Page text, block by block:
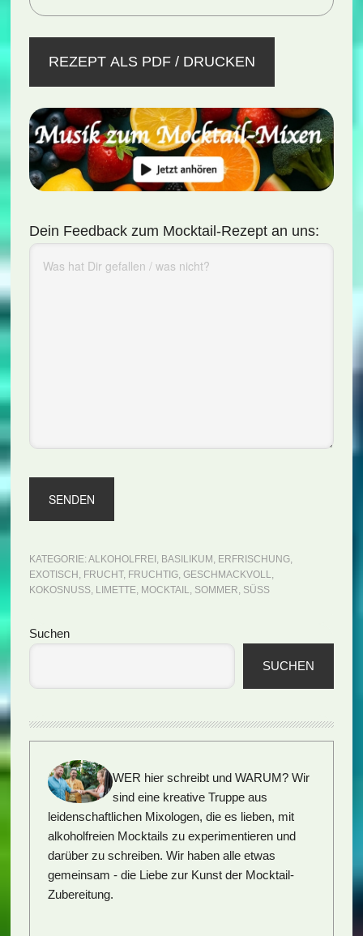
REZEPT ALS PDF / DRUCKEN
Dein Feedback zum Mocktail-Rezept an uns:
KATEGORIE: ALKOHOLFREI , BASILIKUM , ERFRISCHUNG,
EXOTISCH , FRUCHT, FRUCHTIG, GESCHMACKVOLL,
KOKOSNUSS, LIMETTE, MOCKTAIL, SOMMER, SÜSS
Seitenspalte
Suchen
SUCHEN
WER hier schreibt und WARUM? Wir
sind eine kreative Truppe aus
leidenschaftlichen Mixologen, die es lieben, mit
alkoholfreien Mocktails zu experimentieren und
darüber zu schreiben. Wir haben alle etwas
gemeinsam - die Liebe zur Kunst der Mocktail-
Zubereitung.